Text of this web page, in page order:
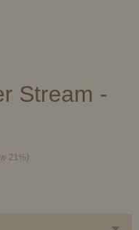
Stream -
21%)